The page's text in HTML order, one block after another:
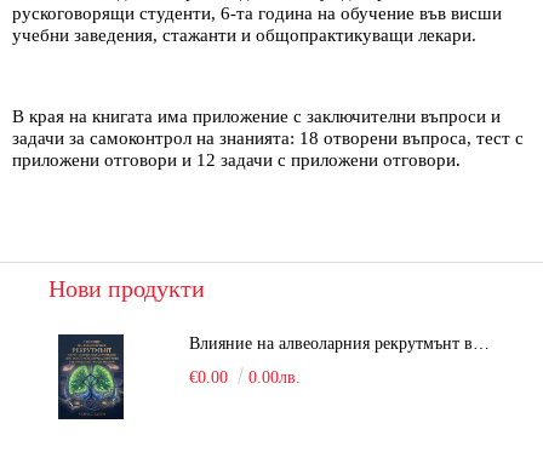
рускоговорящи студенти, 6-та година на обучение във висши
учебни заведения, стажанти и общопрактикуващи лекари.
В края на книгата има приложение с заключителни въпроси и
задачи за самоконтрол на знанията: 18 отворени въпроса, тест с
приложени отговори и 12 задачи с приложени отговори.
Нови продукти
Влияние на алвеоларния рекрутмънт върху белодробната функция при робот-асистирана хирургия в положение Тренделенбург
€0.00
0.00лв.